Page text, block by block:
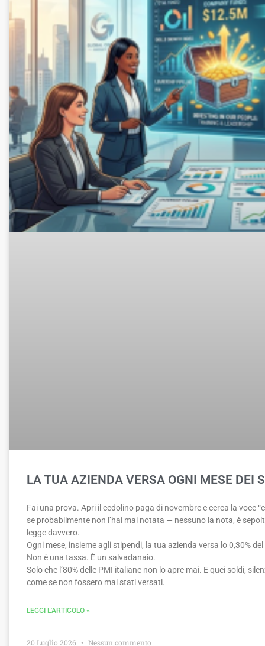
LA TUA AZIENDA VERSA OGNI MESE DEI
Fai una prova. Apri il cedolino paga di novembre e cerca la voce
se probabilmente non l’hai mai notata — nessuno la nota, è
legge davvero.
Ogni mese, insieme agli stipendi, la tua azienda versa lo 0,30%
Non è una tassa. È un salvadanaio.
Solo che l’80% delle PMI italiane non lo apre mai. E quei soldi,
come se non fossero mai stati versati.
LEGGI L'ARTICOLO »
20 Luglio 2026 Nessun commento